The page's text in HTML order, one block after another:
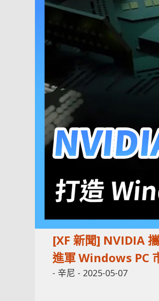
[XF 新聞] NVIDIA
進軍 Windows PC
- 辛尼 - 2025-05-07